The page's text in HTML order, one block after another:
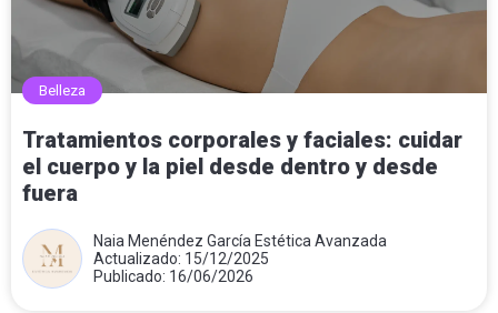
Belleza
Tratamientos corporales y faciales: cuidar
el cuerpo y la piel desde dentro y desde
fuera
Naia Menéndez García Estética Avanzada
Actualizado: 15/12/2025
Publicado: 16/06/2026